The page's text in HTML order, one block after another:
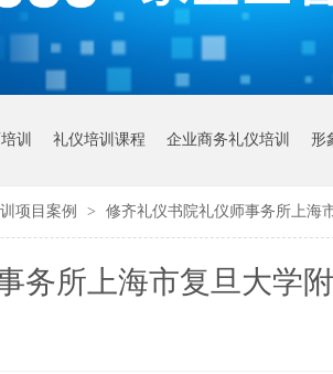
训 礼仪培训课程 企业商务礼仪培训 形
项目案例 > 修齐礼仪书院礼仪师事务所上海
务所上海市复旦大学